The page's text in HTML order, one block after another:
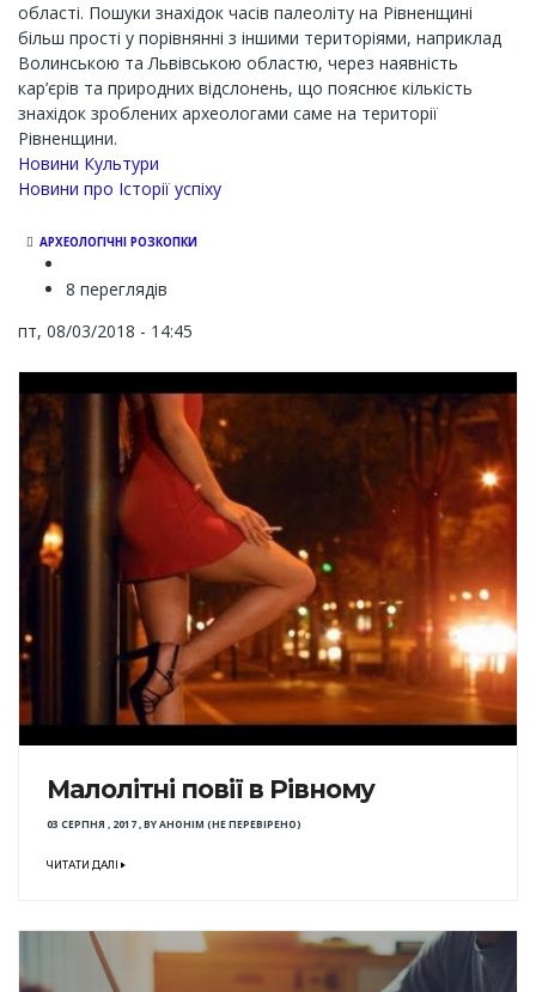
області. Пошуки знахідок часів палеоліту на Рівненщині
більш прості у порівнянні з іншими територіями, наприклад
Волинською та Львівською областю, через наявність
кар’єрів та природних відслонень, що пояснює кількість
знахідок зроблених археологами саме на території
Рівненщини.
Новини Культури
Новини про Історії успіху
АРХЕОЛОГІЧНІ РОЗКОПКИ
8 переглядів
пт, 08/03/2018 - 14:45
Малолітні повії в Рівному
03 СЕРПНЯ , 2017,BYАНОНІМ (НЕ ПЕРЕВІРЕНО)
ЧИТАТИ ДАЛІ